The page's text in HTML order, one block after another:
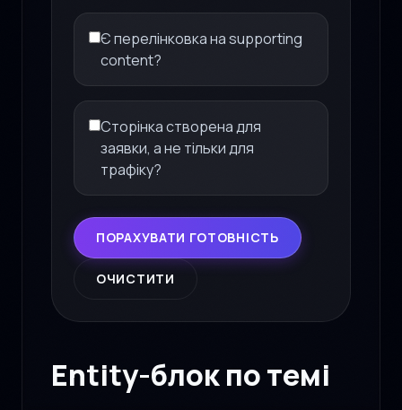
Є перелінковка на supporting
content?
Сторінка створена для
заявки, а не тільки для
трафіку?
ПОРАХУВАТИ ГОТОВНІСТЬ
ОЧИСТИТИ
Entity-блок по темі